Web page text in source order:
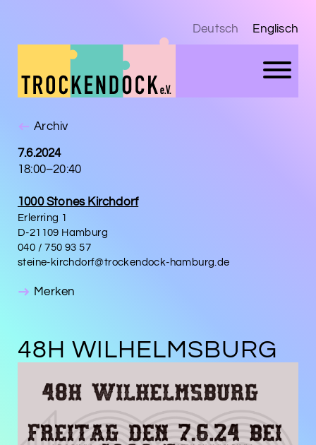
Deutsch Englisch
Archiv
7.6.2024
18:00–20:40
1000 Stones Kirchdorf
Erlerring 1
D-21109 Hamburg
040 / 750 93 57
steine-kirchdorf@trockendock-hamburg.de
Merken
48H WILHELMSBURG